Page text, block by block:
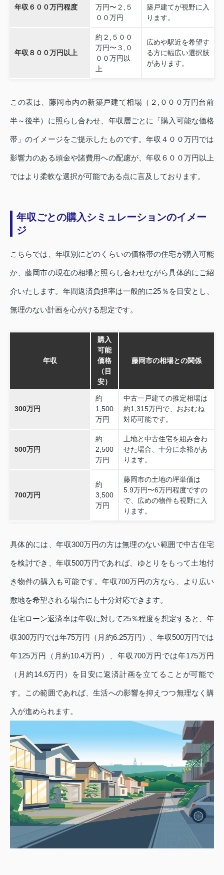
年収６００万円程度
万円〜２,５
００万円
築戸建てが視野に入
ります。
年収８００万円以上
約２,５００
万円〜３,０
００万円以
上
広めや駅近を希望す
る方に幅広い選択肢
があります。
この表は、藤岡市内の新築戸建て相場（２,０００万円台前
半～後半）に照らし合わせ、年収層ごとに「購入可能な価格
帯」のイメージをご提示したものです。年収４００万円では
影響力のある頭金や諸費用への配慮が、年収６００万円以上
ではより柔軟な選択が可能である点に言及しております。
年収ごとの購入シミュレーションのイメー
ジ
こちらでは、年収別にどのくらいの価格帯の住宅が購入可能
か、藤岡市の現在の相場と照らし合わせながら具体的にご紹
介いたします。年間返済負担率は一般的に25％を目安とし、
無理のない計画を心がける想定です。
年収
購入
可能
価格
（目
安）
藤岡市の相場との関係
300万円
約
1,500
万円
中古一戸建ての推定相場は
約1,315万円で、おおむね
対応可能です。
500万円
約
2,500
万円
土地と中古住宅を組み合わ
せた場合、十分に余裕があ
ります。
700万円
約
3,500
万円
藤岡市の土地の坪単価は
5.9万円〜6万円程度ですの
で、広めの物件も視野に入
ります。
具体的には、年収300万円の方は無理のない範囲で中古住宅
を検討でき、年収500万円であれば、ゆとりをもって土地付
き物件の購入も可能です。年収700万円の方なら、より広い
敷地を希望される場合にも十分対応できます。
住宅ローン返済率は年収に対して25％程度を想定すると、年
収300万円では年75万円（月約6.25万円）、年収500万円では
年125万円（月約10.4万円）、年収700万円では年175万円
（月約14.6万円）を目安に返済計画を立てることが可能で
す。この範囲であれば、生活への影響を抑えつつ無理なく購
入が進められます。